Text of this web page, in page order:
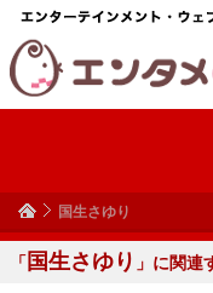
国生さゆり
「 国生さゆり 」に関連